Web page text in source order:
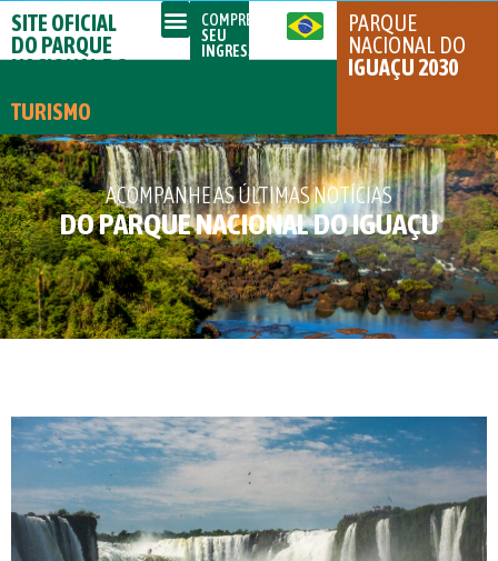
SITE OFICIAL
DO PARQUE
NACIONAL DO
TURISMO
COMPRE
SEU
INGRESSO
PARQUE
NACIONAL DO
IGUAÇU 2030
ACOMPANHE AS ÚLTIMAS NOTÍCIAS
DO PARQUE NACIONAL DO IGUAÇU